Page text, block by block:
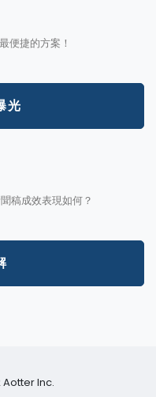
便捷的方案！
光
稿成效表現如何？
Aotter Inc.